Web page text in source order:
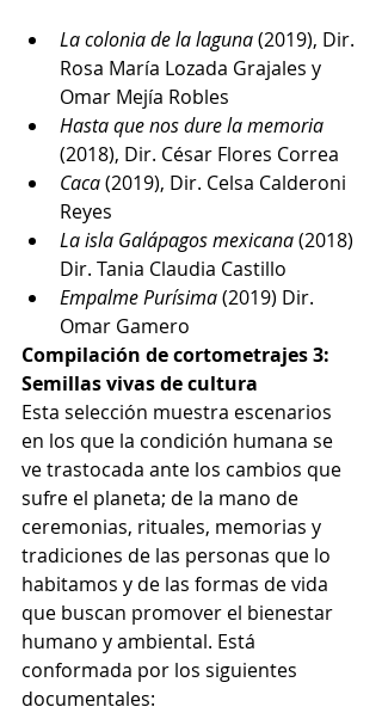
La colonia de la laguna (2019), Dir.
Rosa María Lozada Grajales y
Omar Mejía Robles
Hasta que nos dure la memoria
(2018), Dir. César Flores Correa
Caca (2019), Dir. Celsa Calderoni
Reyes
La isla Galápagos mexicana (2018)
Dir. Tania Claudia Castillo
Empalme Purísima (2019) Dir.
Omar Gamero
Compilación de cortometrajes 3:
Semillas vivas de cultura
Esta selección muestra escenarios
en los que la condición humana se
ve trastocada ante los cambios que
sufre el planeta; de la mano de
ceremonias, rituales, memorias y
tradiciones de las personas que lo
habitamos y de las formas de vida
que buscan promover el bienestar
humano y ambiental. Está
conformada por los siguientes
documentales: